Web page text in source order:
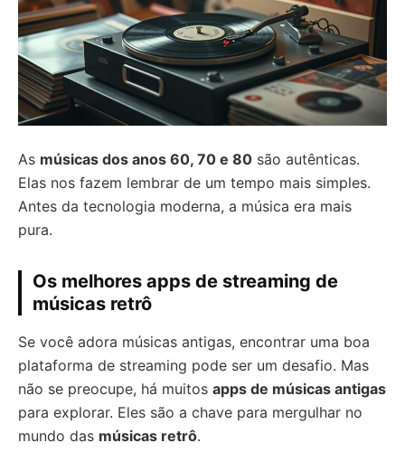
As músicas dos anos 60, 70 e 80 são autênticas.
Elas nos fazem lembrar de um tempo mais simples.
Antes da tecnologia moderna, a música era mais
pura.
Os melhores apps de streaming de
músicas retrô
Se você adora músicas antigas, encontrar uma boa
plataforma de streaming pode ser um desafio. Mas
não se preocupe, há muitos apps de músicas antigas
para explorar. Eles são a chave para mergulhar no
mundo das músicas retrô.